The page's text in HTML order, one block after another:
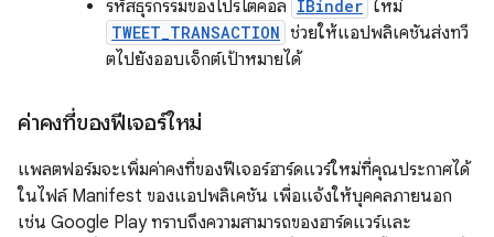
รหัสธุรกรรมของโปรโตคอล IBinder ใหม่
TWEET_TRANSACTION ช่วยให้แอปพลิเคชันส่งทวี
ตไปยังออบเจ็กต์เป้าหมายได้
ค่าคงที่ของฟีเจอร์ใหม่
แพลตฟอร์มจะเพิ่มค่าคงที่ของฟีเจอร์ฮาร์ดแวร์ใหม่ที่คุณประกาศได้
ในไฟล์ Manifest ของแอปพลิเคชัน เพื่อแจ้งให้บุคคลภายนอก
เช่น Google Play ทราบถึงความสามารถของฮาร์ดแวร์และ